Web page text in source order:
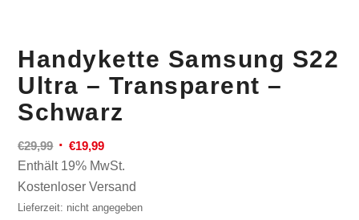
Handykette Samsung S22
Ultra – Transparent –
Schwarz
€29,99 Ursprünglicher
Preis
war:
€29,99
€19,99Aktueller
Preis
ist:
€19,99.
Enthält 19% MwSt.
Kostenloser Versand
Lieferzeit: nicht angegeben